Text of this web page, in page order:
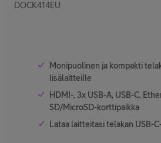
DOCK414EU
Monipuolinen ja kompakti
lisälaitteille
HDMI-, 3x USB-A, USB-C,
SD/MicroSD-korttipaikka
Lataa laitteitasi telakan USB-